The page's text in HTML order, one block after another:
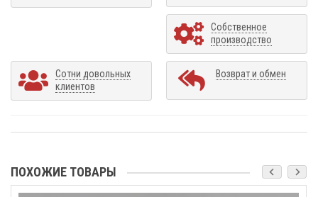
Собственное
производство
Сотни довольных
клиентов
Возврат и обмен
ПОХОЖИЕ ТОВАРЫ